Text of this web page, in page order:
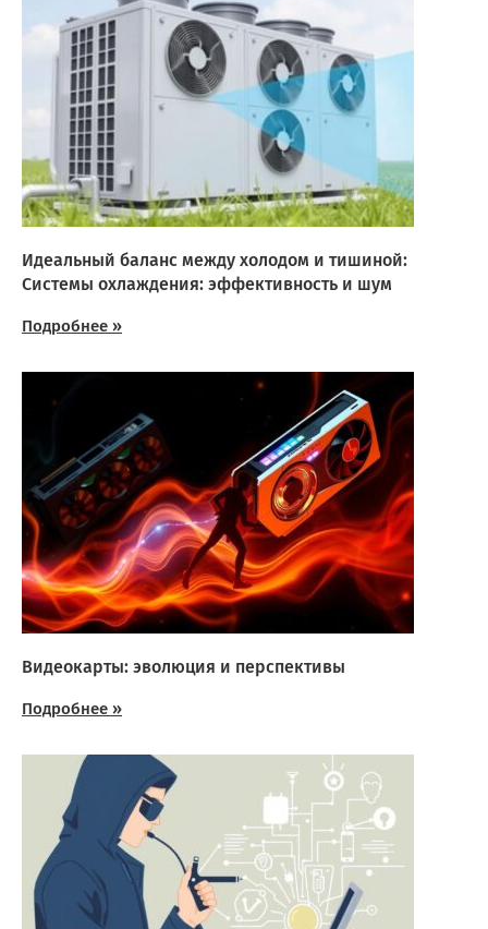
Идеальный баланс между холодом и тишиной:
Системы охлаждения: эффективность и шум
Подробнее »
Видеокарты: эволюция и перспективы
Подробнее »